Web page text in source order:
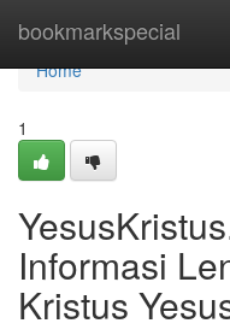
bookmarkspecial
Home
Home
1
Informasi
Kristus